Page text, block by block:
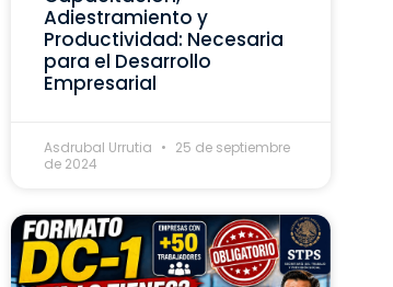
Adiestramiento y
Productividad: Necesaria
para el Desarrollo
Empresarial
Asdrubal Urrutia
25 de septiembre
de 2024